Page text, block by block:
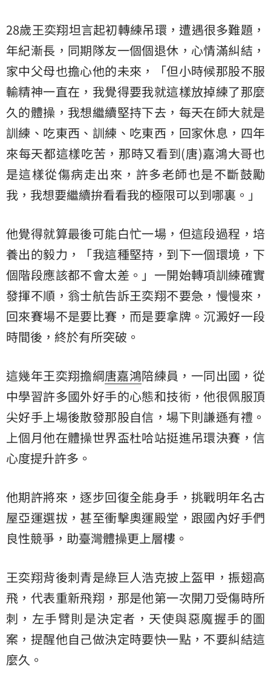
28歲王奕翔坦言起初轉練吊環，遭遇很多難題，
年紀漸長，同期隊友一個個退休，心情滿糾結，
家中父母也擔心他的未來，「但小時候那股不服
輸精神一直在，我覺得要我就這樣放掉練了那麼
久的體操，我想繼續堅持下去，每天在師大就是
訓練、吃東西、訓練、吃東西，回家休息，四年
來每天都這樣吃苦，那時又看到(唐)嘉鴻大哥也
是這樣從傷病走出來，許多老師也是不斷鼓勵
我，我想要繼續拚看看我的極限可以到哪裏。」
他覺得就算最後可能白忙一場，但這段過程，培
養出的毅力，「我這種堅持，到下一個環境，下
個階段應該都不會太差。」一開始轉項訓練確實
發揮不順，翁士航告訴王奕翔不要急，慢慢來，
回來賽場不是要比賽，而是要拿牌。沉澱好一段
時間後，終於有所突破。
這幾年王奕翔擔綱唐嘉鴻陪練員，一同出國，從
中學習許多國外好手的心態和技術，他很佩服頂
尖好手上場後散發那股自信，場下則謙遜有禮。
上個月他在體操世界盃杜哈站挺進吊環決賽，信
心度提升許多。
他期許將來，逐步回復全能身手，挑戰明年名古
屋亞運選拔，甚至衝擊奧運殿堂，跟國內好手們
良性競爭，助臺灣體操更上層樓。
王奕翔背後刺青是綠巨人浩克披上盔甲，振翅高
飛，代表重新飛翔，那是他第一次開刀受傷時所
刺，左手臂則是決定者，天使與惡魔握手的圖
案，提醒他自己做決定時要快一點，不要糾結這
麼久。